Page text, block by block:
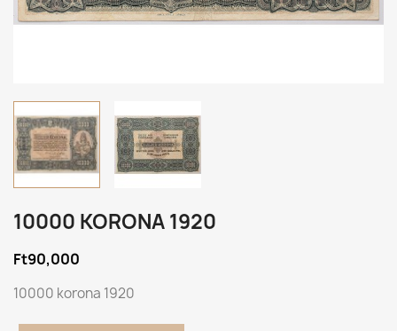
10000 KORONA 1920
Ft90,000
10000 korona 1920